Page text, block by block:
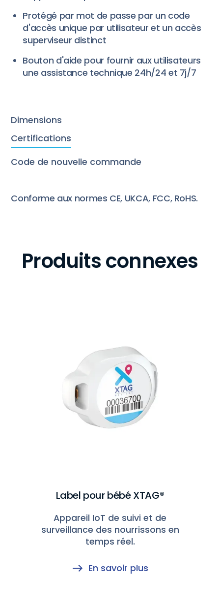
Protégé par mot de passe par un code
d'accès unique par utilisateur et un accès
superviseur distinct
Bouton d'aide pour fournir aux utilisateurs
une assistance technique 24h/24 et 7j/7
Dimensions
Certifications
Code de nouvelle commande
Conforme aux normes CE, UKCA, FCC, RoHS.
Produits connexes
Label pour bébé XTAG®
Appareil IoT de suivi et de
surveillance des nourrissons en
temps réel.
En savoir plus